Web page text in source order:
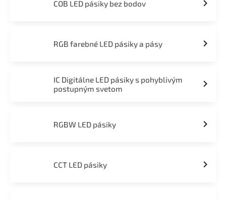
COB LED pásiky bez bodov
RGB farebné LED pásiky a pásy
IC Digitálne LED pásiky s pohyblivým
postupným svetom
RGBW LED pásiky
CCT LED pásiky